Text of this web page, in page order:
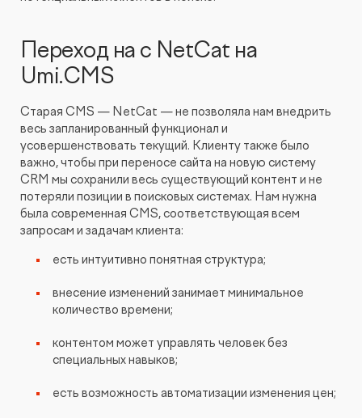
Переход на с NetCat на
Umi.CMS
Старая CMS — NetCat — не позволяла нам внедрить
весь запланированный функционал и
усовершенствовать текущий. Клиенту также было
важно, чтобы при переносе сайта на новую систему
CRM мы сохранили весь существующий контент и не
потеряли позиции в поисковых системах. Нам нужна
была современная CMS, соответствующая всем
запросам и задачам клиента:
есть интуитивно понятная структура;
внесение изменений занимает минимальное
количество времени;
контентом может управлять человек без
специальных навыков;
есть возможность автоматизации изменения цен;